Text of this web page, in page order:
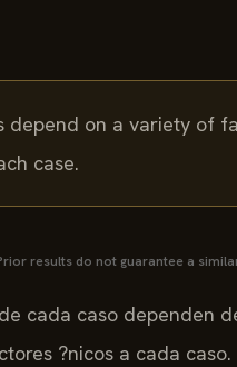
depend on a variety of
case.
results do not guarantee a
cada caso dependen
?nicos a cada caso.